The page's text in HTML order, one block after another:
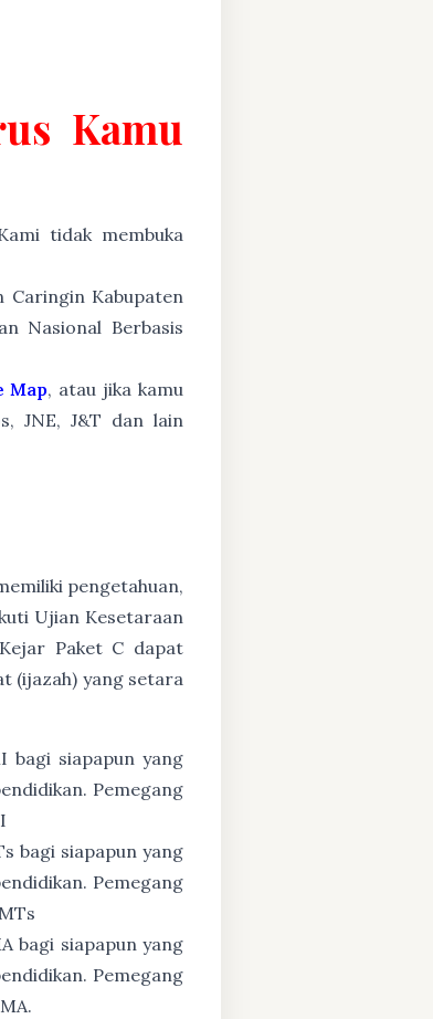
Kamu
tidak membuka
Kabupaten
Nasional Berbasis
Map, atau jika kamu
JNE, J&T dan lain
pengetahuan,
Ujian Kesetaraan
Paket C dapat
(ijazah) yang setara
bagi siapapun yang
Pemegang
bagi siapapun yang
Pemegang
bagi siapapun yang
Pemegang